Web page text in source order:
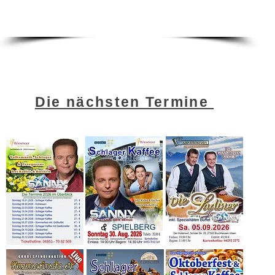
Die nächsten Termine